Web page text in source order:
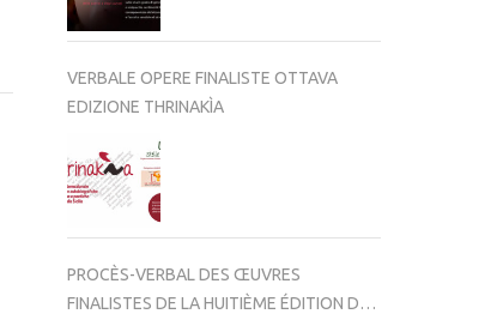
VERBALE OPERE FINALISTE OTTAVA
EDIZIONE THRINAKÌA
PROCÈS-VERBAL DES ŒUVRES
FINALISTES DE LA HUITIÈME ÉDITION DE